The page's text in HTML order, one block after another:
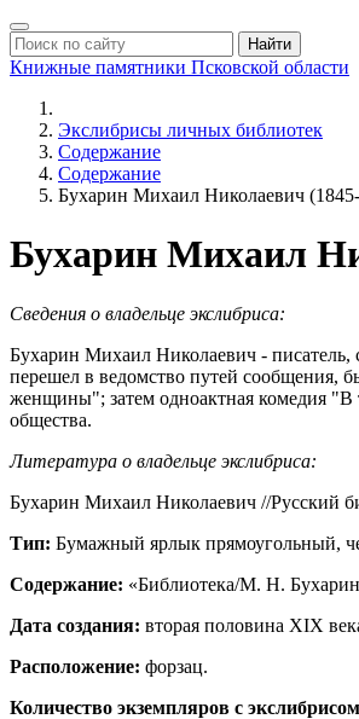
Найти
Книжные памятники Псковской области
Экслибрисы личных библиотек
Содержание
Содержание
Бухарин Михаил Николаевич
Бухарин Михаил
Сведения о владельце экслибриса:
Бухарин Михаил Николаевич - писатель,
перешел в ведомство путей сообщения,
женщины"; затем одноактная комедия "В
общества.
Литература о владельце экслибриса:
Бухарин Михаил Николаевич //Русский
Тип: Бумажный ярлык прямоугольный,
Содержание: «Библиотека/М. Н.
Дата создания: вторая половина XIX
Расположение: форзац.
Количество экземпляров с